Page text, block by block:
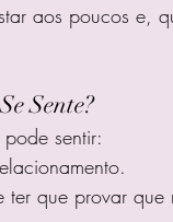
aos poucos e,
Sente?
sentir:
ter que provar